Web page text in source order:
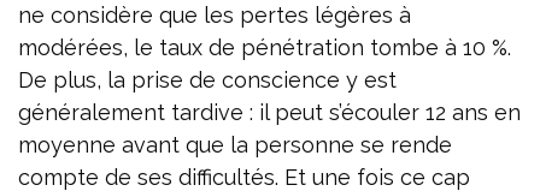
ne considère que les pertes légères à
modérées, le taux de pénétration tombe à 10 %.
De plus, la prise de conscience y est
généralement tardive : il peut s’écouler 12 ans en
moyenne avant que la personne se rende
compte de ses difficultés. Et une fois ce cap